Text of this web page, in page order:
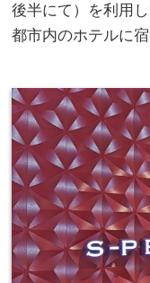
後半にて）を利用し
都市内のホテルに